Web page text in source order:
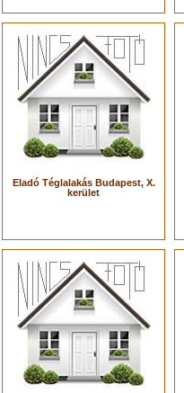
Eladó Téglalakás Budapest, X.
kerület